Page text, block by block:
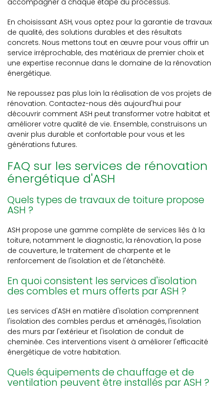
accompagner à chaque étape du processus.
En choisissant ASH, vous optez pour la garantie de travaux
de qualité, des solutions durables et des résultats
concrets. Nous mettons tout en œuvre pour vous offrir un
service irréprochable, des matériaux de premier choix et
une expertise reconnue dans le domaine de la rénovation
énergétique.
Ne repoussez pas plus loin la réalisation de vos projets de
rénovation. Contactez-nous dès aujourd'hui pour
découvrir comment ASH peut transformer votre habitat et
améliorer votre qualité de vie. Ensemble, construisons un
avenir plus durable et confortable pour vous et les
générations futures.
FAQ sur les services de rénovation
énergétique d'ASH
Quels types de travaux de toiture propose
ASH ?
ASH propose une gamme complète de services liés à la
toiture, notamment le diagnostic, la rénovation, la pose
de couverture, le traitement de charpente et le
renforcement de l'isolation et de l'étanchéité.
En quoi consistent les services d'isolation
des combles et murs offerts par ASH ?
Les services d'ASH en matière d'isolation comprennent
l'isolation des combles perdus et aménagés, l'isolation
des murs par l'extérieur et l'isolation de conduit de
cheminée. Ces interventions visent à améliorer l'efficacité
énergétique de votre habitation.
Quels équipements de chauffage et de
ventilation peuvent être installés par ASH ?